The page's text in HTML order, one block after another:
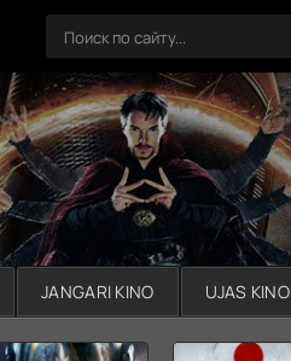
JANGARI KINO UJAS KINO